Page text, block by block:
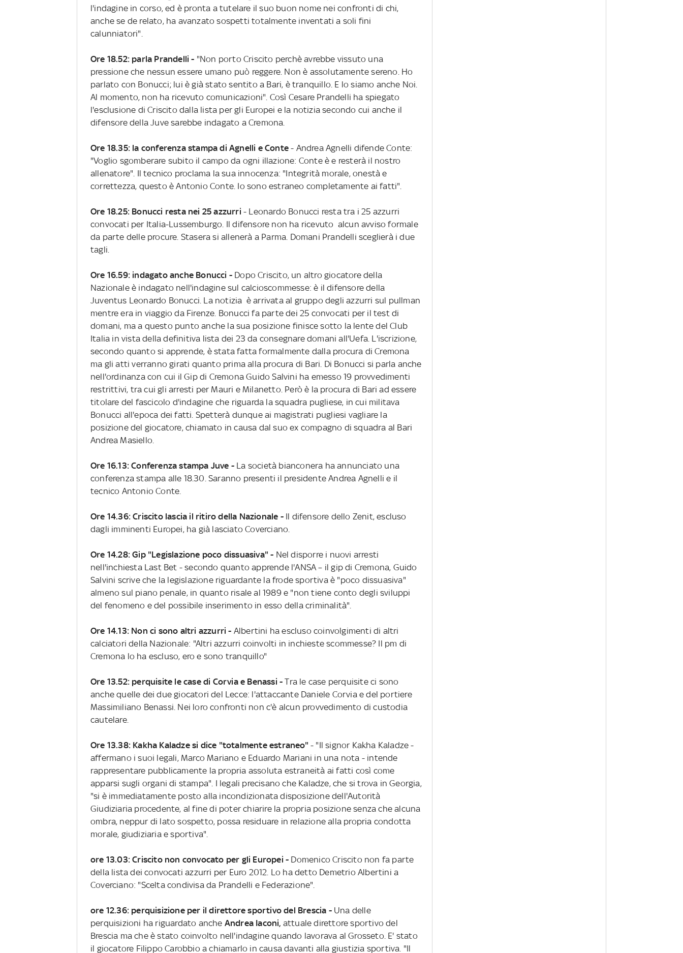
l'indagine in corso, ed è pronta a tutelare il suo buon nome nei confronti di chi,
anche se de relato, ha avanzato sospetti totalmente inventati a soli fini
calunniatori".
Ore 18.52: parla Prandelli- "Non porto Criscito perchè avrebbe vissuto una
pressione che nessun essere umano può reggere. Non è assolutamente sereno. Ho
parlato con Bonucci; lui è già stato sentito a Bari, è tranquillo. E lo siamo anche Noi.
Al momento, non ha ricevuto comunicazioni". Così Cesare Prandelli ha spiegato
l'esclusione di Criscito dalla lista per gli Europei e la notizia secondo cui anche il
difensore della Juve sarebbe indagato a Cremona.
Ore 18.35: la conferenza stampa di Agnelli e Conte - Andrea Agnelli difende Conte:
"Voglio sgomberare subito il campo da ogni illazione: Conte è e resterà il nostro
allenatore". Il tecnico proclama la sua innocenza: "Integrità morale, onestà e
correttezza, questo è Antonio Conte. Io sono estraneo completamente ai fatti".
Ore 18.25: Bonucci resta nei 25 azzurri - Leonardo Bonucci resta tra i 25 azzurri
convocati per Italia-Lussemburgo. Il difensore non ha ricevuto alcun avviso formale
da parte delle procure. Stasera si allenerà a Parma. Domani Prandelli sceglierà i due
tagli.
Ore 16.59: indagato anche Bonucci -Dopo Criscito, un altro giocatore della
Nazionale è indagato nell'indagine sul calcioscommesse: è il difensore della
Juventus Leonardo Bonucci. La notizia è arrivata al gruppo degli azzurri sul pullman
mentre era in viaggio da Firenze. Bonucci fa parte dei 25 convocati per il test di
domani, ma a questo punto anche la sua posizione finisce sotto la lente del Club
Italia in vista della definitiva lista dei 23 da consegnare domani all'Uefa. L'iscrizione,
secondo quanto si apprende, è stata fatta formalmente dalla procura di Cremona
ma gli atti verranno girati quanto prima alla procura di Bari. Di Bonucci si parla anche
nell'ordinanza con cui il Gip di Cremona Guido Salvini ha emesso 19 provvedimenti
restrittivi, tra cui gli arresti per Mauri e Milanetto. Però è la procura di Bari ad essere
titolare del fascicolo d'indagine che riguarda la squadra pugliese, in cui militava
Bonucci all'epoca dei fatti. Spetterà dunque ai magistrati pugliesi vagliare la
posizione del giocatore, chiamato in causa dal suo ex compagno di squadra al Bari
Andrea Masiello.
Ore 16.13: Conferenza stampa Juve -La società bianconera ha annunciato una
conferenza stampa alle 18.30. Saranno presenti il presidente Andrea Agnelli e il
tecnico Antonio Conte.
Ore 14.36: Criscito lascia il ritiro della Nazionale -Il difensore dello Zenit, escluso
dagli imminenti Europei, ha già lasciato Coverciano.
Ore 14.28: Gip "Legislazione poco dissuasiva" - Nel disporre i nuovi arresti
nell'inchiesta Last Bet - secondo quanto apprende l'ANSA – il gip di Cremona, Guido
Salvini scrive che la legislazione riguardante la frode sportiva è "poco dissuasiva"
almeno sul piano penale, in quanto risale al 1989 e "non tiene conto degli sviluppi
del fenomeno e del possibile inserimento in esso della criminalità".
Ore 14.13: Non ci sono altri azzurri - Albertini ha escluso coinvolgimenti di altri
calciatori della Nazionale: "Altri azzurri coinvolti in inchieste scommesse? Il pm di
Cremona lo ha escluso, ero e sono tranquillo"
Ore 13.52: perquisite le case di Corvia e Benassi - Tra le case perquisite ci sono
anche quelle dei due giocatori del Lecce: l'attaccante Daniele Corvia e del portiere
Massimiliano Benassi. Nei loro confronti non c'è alcun provvedimento di custodia
cautelare.
Ore 13.38: Kakha Kaladze si dice "totalmente estraneo" - "Il signor Kakha Kaladze -
affermano i suoi legali, Marco Mariano e Eduardo Mariani in una nota - intende
rappresentare pubblicamente la propria assoluta estraneità ai fatti così come
apparsi sugli organi di stampa". I legali precisano che Kaladze, che si trova in Georgia,
"si è immediatamente posto alla incondizionata disposizione dell'Autorità
Giudiziaria procedente, al fine di poter chiarire la propria posizione senza che alcuna
ombra, neppur di lato sospetto, possa residuare in relazione alla propria condotta
morale, giudiziaria e sportiva".
ore 13.03: Criscito non convocato per gli Europei - Domenico Criscito non fa parte
della lista dei convocati azzurri per Euro 2012. Lo ha detto Demetrio Albertini a
Coverciano: "Scelta condivisa da Prandelli e Federazione".
ore 12.36: perquisizione per il direttore sportivo del Brescia -Una delle
perquisizioni ha riguardato anche Andrea Iaconi, attuale direttore sportivo del
Brescia ma che è stato coinvolto nell'indagine quando lavorava al Grosseto. E' stato
il giocatore Filippo Carobbio a chiamarlo in causa davanti alla giustizia sportiva. "Il